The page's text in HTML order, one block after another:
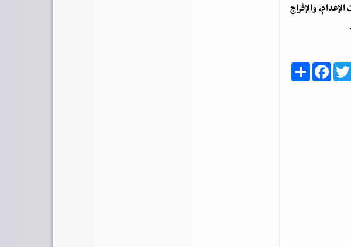
والإفراج
ا
ن
ش
F
a
c